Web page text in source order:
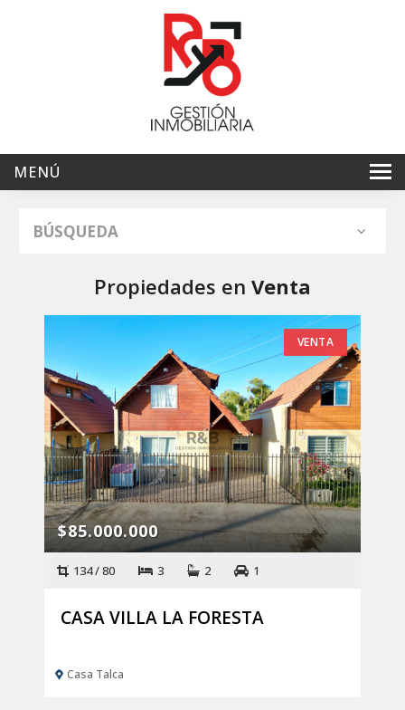
MENÚ
Servicios
Nosotros
Contacto
Envíenos su propiedad
BÚSQUEDA
Propiedades en Venta
VENTA
$85.000.000
134 / 80 3 2 1
CASA VILLA LA FORESTA
Casa Talca